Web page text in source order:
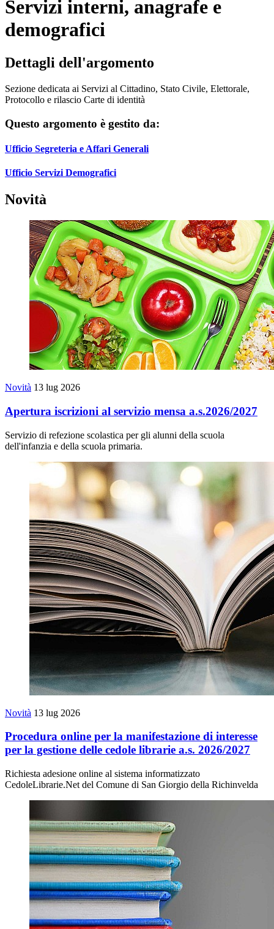
Servizi interni, anagrafe e
demografici
Dettagli dell'argomento
Sezione dedicata ai Servizi al Cittadino, Stato Civile, Elettorale,
Protocollo e rilascio Carte di identità
Questo argomento è gestito da:
Ufficio Segreteria e Affari Generali
Ufficio Servizi Demografici
Novità
Novità 13 lug 2026
Apertura iscrizioni al servizio mensa a.s.2026/2027
Servizio di refezione scolastica per gli alunni della scuola
dell'infanzia e della scuola primaria.
Novità 13 lug 2026
Procedura online per la manifestazione di interesse
per la gestione delle cedole librarie a.s. 2026/2027
Richiesta adesione online al sistema informatizzato
CedoleLibrarie.Net del Comune di San Giorgio della Richinvelda